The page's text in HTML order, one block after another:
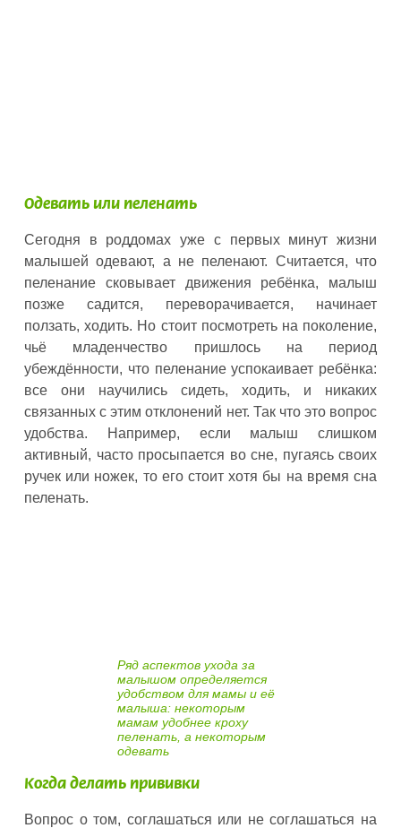
Одевать или пеленать
Сегодня в роддомах уже с первых минут жизни
малышей одевают, а не пеленают. Считается, что
пеленание сковывает движения ребёнка, малыш
позже садится, переворачивается, начинает
ползать, ходить. Но стоит посмотреть на поколение,
чьё младенчество пришлось на период
убеждённости, что пеленание успокаивает ребёнка:
все они научились сидеть, ходить, и никаких
связанных с этим отклонений нет. Так что это вопрос
удобства. Например, если малыш слишком
активный, часто просыпается во сне, пугаясь своих
ручек или ножек, то его стоит хотя бы на время сна
пеленать.
Ряд аспектов ухода за
малышом определяется
удобством для мамы и её
малыша: некоторым
мамам удобнее кроху
пеленать, а некоторым
одевать
Когда делать прививки
Вопрос о том, соглашаться или не соглашаться на